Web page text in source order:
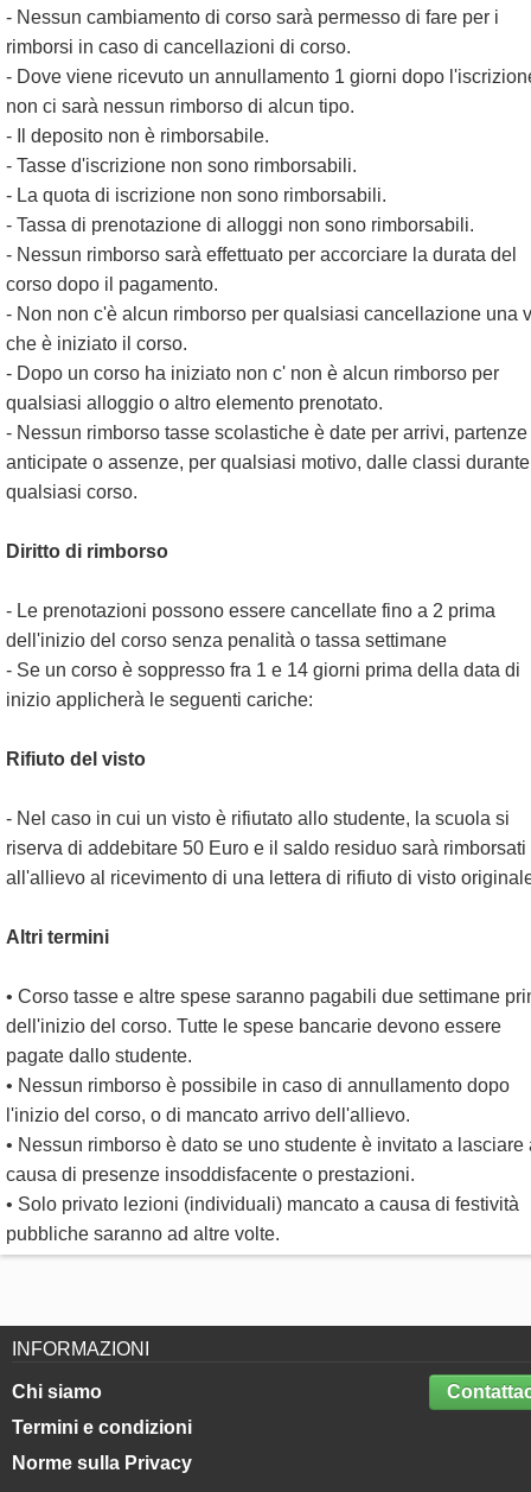
- Nessun cambiamento di corso sarà permesso di fare per i
rimborsi in caso di cancellazioni di corso.
- Dove viene ricevuto un annullamento 1 giorni dopo
non ci sarà nessun rimborso di alcun tipo.
- Il deposito non è rimborsabile.
- Tasse d'iscrizione non sono rimborsabili.
- La quota di iscrizione non sono rimborsabili.
- Tassa di prenotazione di alloggi non sono rimborsabili.
- Nessun rimborso sarà effettuato per accorciare la durata del
corso dopo il pagamento.
- Non non c'è alcun rimborso per qualsiasi cancellazione una
che è iniziato il corso.
- Dopo un corso ha iniziato non c' non è alcun rimborso per
qualsiasi alloggio o altro elemento prenotato.
- Nessun rimborso tasse scolastiche è date per arrivi, partenze
anticipate o assenze, per qualsiasi motivo, dalle classi durante
qualsiasi corso.
Diritto di rimborso
- Le prenotazioni possono essere cancellate fino a 2 prima
dell'inizio del corso senza penalità o tassa settimane
- Se un corso è soppresso fra 1 e 14 giorni prima della data di
inizio applicherà le seguenti cariche:
Rifiuto del visto
- Nel caso in cui un visto è rifiutato allo studente, la scuola si
riserva di addebitare 50 Euro e il saldo residuo sarà rimborsati
all'allievo al ricevimento di una lettera di rifiuto di visto
Altri termini
• Corso tasse e altre spese saranno pagabili due settimane
dell'inizio del corso. Tutte le spese bancarie devono essere
pagate dallo studente.
• Nessun rimborso è possibile in caso di annullamento dopo
l'inizio del corso, o di mancato arrivo dell'allievo.
• Nessun rimborso è dato se uno studente è invitato a lasciare
causa di presenze insoddisfacente o prestazioni.
• Solo privato lezioni (individuali) mancato a causa di festività
pubbliche saranno ad altre volte.
INFORMAZIONI
Chi siamo
Termini e condizioni
Norme sulla Privacy